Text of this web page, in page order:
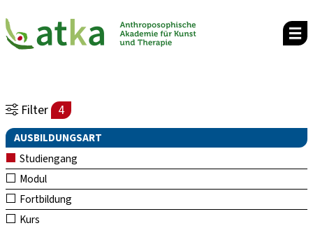
Filter 4
AUSBILDUNGSART
Studiengang
Modul
Fortbildung
Kurs